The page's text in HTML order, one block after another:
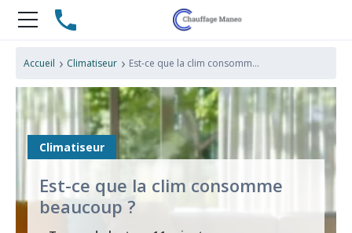
Climatiseur
Est-ce que la clim consomme
beaucoup ?
Accueil › Climatiseur › Est-ce que la clim consomme beaucoup ?